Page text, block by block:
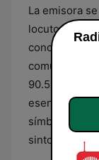
La emisora
locutores y
conocimiento
comunidad.
90.5 FM no
esencia de
símbolo de
sintonizan día